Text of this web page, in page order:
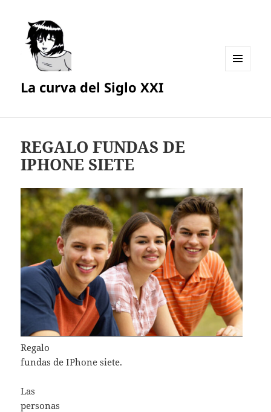
La curva del Siglo XXI
REGALO FUNDAS DE
IPHONE SIETE
Regalo
fundas de IPhone siete.
Las
personas